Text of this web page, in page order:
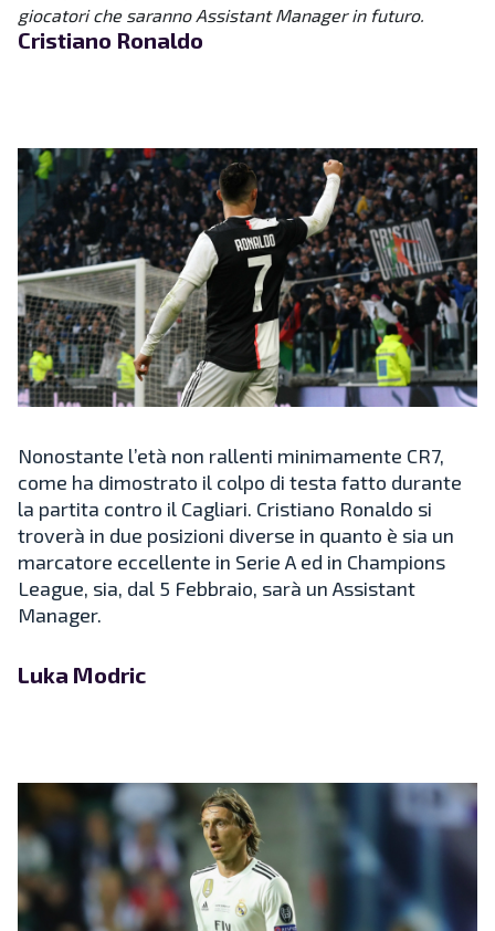
giocatori che saranno Assistant Manager in futuro.
Cristiano Ronaldo
Nonostante l’età non rallenti minimamente CR7,
come ha dimostrato il colpo di testa fatto durante
la partita contro il Cagliari. Cristiano Ronaldo si
troverà in due posizioni diverse in quanto è sia un
marcatore eccellente in Serie A ed in Champions
League, sia, dal 5 Febbraio, sarà un Assistant
Manager.
Luka Modric